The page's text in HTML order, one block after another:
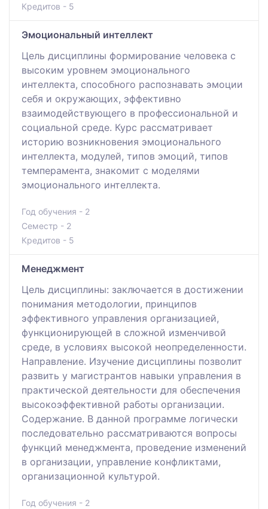
Кредитов - 5
Эмоциональный интеллект
Цель дисциплины формирование человека с
высоким уровнем эмоционального
интеллекта, способного распознавать эмоции
себя и окружающих, эффективно
взаимодействующего в профессиональной и
социальной среде. Курс рассматривает
историю возникновения эмоционального
интеллекта, модулей, типов эмоций, типов
темперамента, знакомит с моделями
эмоционального интеллекта.
Год обучения - 2
Семестр - 2
Кредитов - 5
Менеджмент
Цель дисциплины: заключается в достижении
понимания методологии, принципов
эффективного управления организацией,
функционирующей в сложной изменчивой
среде, в условиях высокой неопределенности.
Направление. Изучение дисциплины позволит
развить у магистрантов навыки управления в
практической деятельности для обеспечения
высокоэффективной работы организации.
Содержание. В данной программе логически
последовательно рассматриваются вопросы
функций менеджмента, проведение изменений
в организации, управление конфликтами,
организационной культурой.
Год обучения - 2